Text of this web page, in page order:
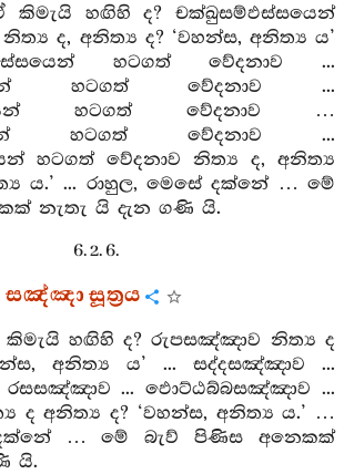
ඒ කිමැයි හඟිහි ද? චක්ඛුසම්ඵස්සයෙන්
ද, අනිත්‍ය ද? ‘වහන්ස, අනිත්‍ය ය’
හටගත් වේදනාව ...
හටගත් වේදනාව ...
හටගත් වේදනාව …
හටගත් වේදනාව ...
හටගත් වේදනාව නිත්‍ය ද, අනිත්‍ය
ය.’ ... රාහුල, මෙසේ දක්නේ … මේ
නැතැ යි දැන ගණි යි.
6. 2. 6.
සඤ්ඤා සූත්‍රය
ඒ කිමැයි හඟිහි ද? රුපසඤ්ඤාව නිත්‍ය ද
අනිත්‍ය ය’ ... සද්දසඤ්ඤාව ...
රසසඤ්ඤාව ... ඵොට්ඨබ්බසඤ්ඤාව ...
ද අනිත්‍ය ද? ‘වහන්ස, අනිත්‍ය ය.’ …
දක්නේ … මේ බැව් පිණිස අනෙකක්
යි.